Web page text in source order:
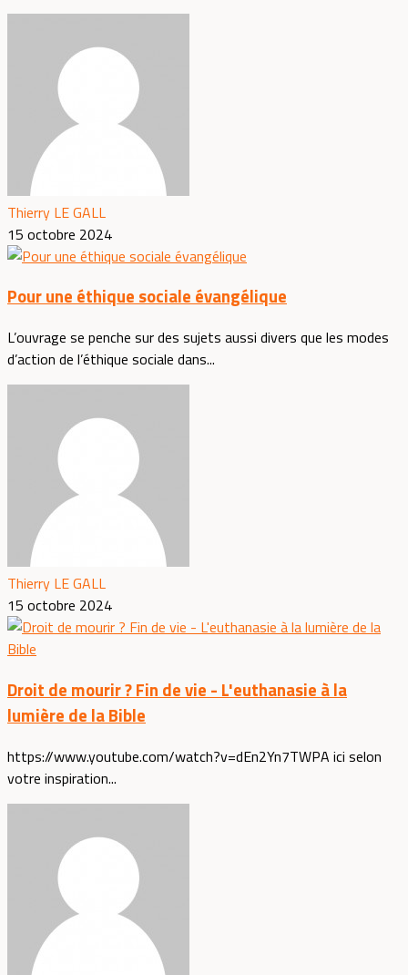
Thierry LE GALL
15 octobre 2024
Pour une éthique sociale évangélique
L’ouvrage se penche sur des sujets aussi divers que les modes
d’action de l’éthique sociale dans...
Thierry LE GALL
15 octobre 2024
Droit de mourir ? Fin de vie - L'euthanasie à la
lumière de la Bible
https://www.youtube.com/watch?v=dEn2Yn7TWPA ici selon
votre inspiration...